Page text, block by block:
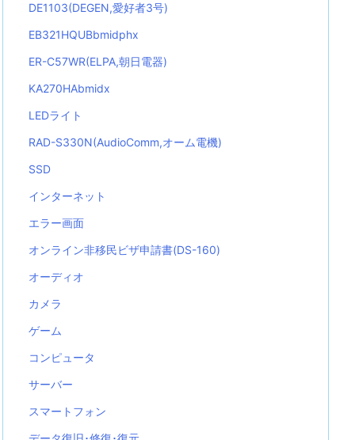
DE1103(DEGEN,愛好者3号)
EB321HQUBbmidphx
ER-C57WR(ELPA,朝日電器)
KA270HAbmidx
LEDライト
RAD-S330N(AudioComm,オーム電機)
SSD
インターネット
エラー画面
オンライン非移民ビザ申請書(DS-160)
オーディオ
カメラ
ゲーム
コンピュータ
サーバー
スマートフォン